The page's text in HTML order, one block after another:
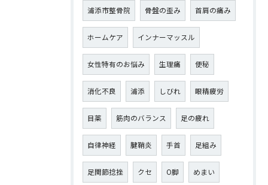
浦添市整骨院 骨盤の歪み 首肩の痛み
ホームケア インナーマッスル
女性特有のお悩み 生理痛 便秘
消化不良 浦添 しびれ 眼精疲労
目薬 筋肉のバランス 足の疲れ
自律神経 腱鞘炎 手首 足組み
足関節捻挫 クセ O脚 めまい